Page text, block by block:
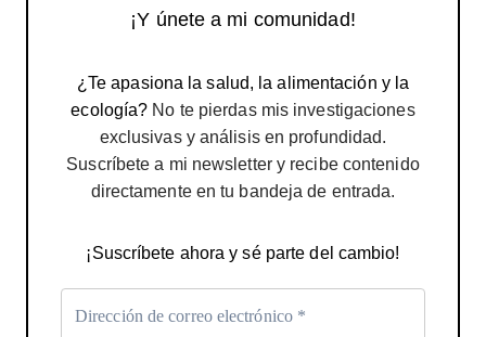
¡Y únete a mi comunidad!
¿Te apasiona la salud, la alimentación y la
ecología? No te pierdas mis investigaciones
exclusivas y análisis en profundidad.
Suscríbete a mi newsletter y recibe contenido
directamente en tu bandeja de entrada.
¡Suscríbete ahora y sé parte del cambio!